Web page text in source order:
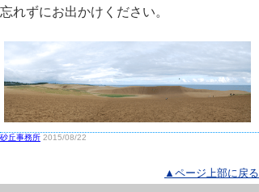
忘れずにお出かけください。
砂丘事務所 2015/08/22
▲ページ上部に戻る